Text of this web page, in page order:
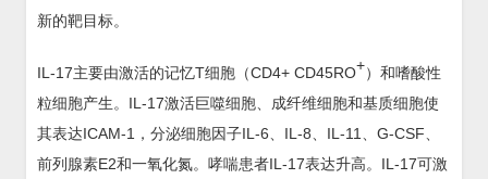
新的靶目标。
IL-17主要由激活的记忆T细胞（CD4+ CD45RO+）和嗜酸性
粒细胞产生。IL-17激活巨噬细胞、成纤维细胞和基质细胞使
其表达ICAM-1，分泌细胞因子IL-6、IL-8、IL-11、G-CSF、
前列腺素E2和一氧化氮。哮喘患者IL-17表达升高。IL-17可激